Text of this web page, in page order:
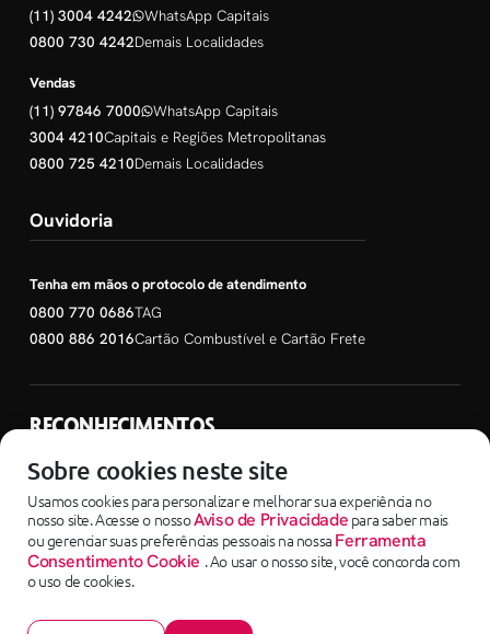
(11) 3004 4242
WhatsApp Capitais
0800 730 4242Demais Localidades
Vendas
(11) 97846 7000
WhatsApp Capitais
3004 4210Capitais e Regiões Metropolitanas
0800 725 4210Demais Localidades
Ouvidoria
Tenha em mãos o protocolo de atendimento
0800 770 0686TAG
0800 886 2016Cartão Combustível e Cartão Frete
RECONHECIMENTOS
SEM PARAR EMPRESAS
Sem Parar Instituição de Pagamento LTDA - 04.088.208/0001-65 - Avenida Dra.
Sobre cookies neste site
Usamos cookies para personalizar e melhorar sua experiência no
nosso site. Acesse o nossoAviso de Privacidade para saber mais
ou gerenciar suas preferências pessoais na nossa Ferramenta
Consentimento Cookie . Ao usar o nosso site, você concorda com
o uso de cookies.